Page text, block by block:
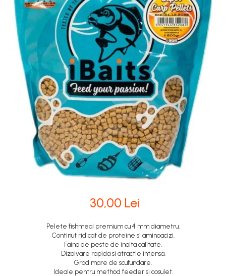
30,00 Lei
Pelete fishmeal premium cu 4 mm diametru.
Continut ridicat de proteine si aminoacizi.
Faina de peste de inalta calitate.
Dizolvare rapida si atractie intensa.
Grad mare de scufundare.
Ideale pentru method feeder si cosulet.